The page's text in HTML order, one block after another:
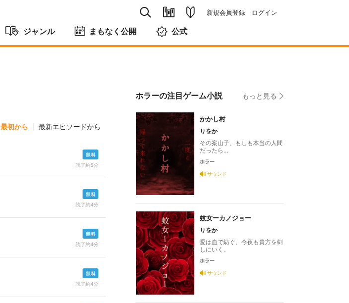
新規会員登録 ログイン
ジャンル まもなく公開 公式
最初から 最新エピソードから
読了約5分
読了約4分
読了約4分
読了約4分
ホラーの注目ゲーム小説 もっと見る
かかし村
りをか
その案山子、もしも本当の人間
だったら…
ホラー
サウンド
蚊女ーカノジョー
りをか
愛は血で紡ぐ、今夜も貴方を刺
しにいく。
ホラー
サウンド